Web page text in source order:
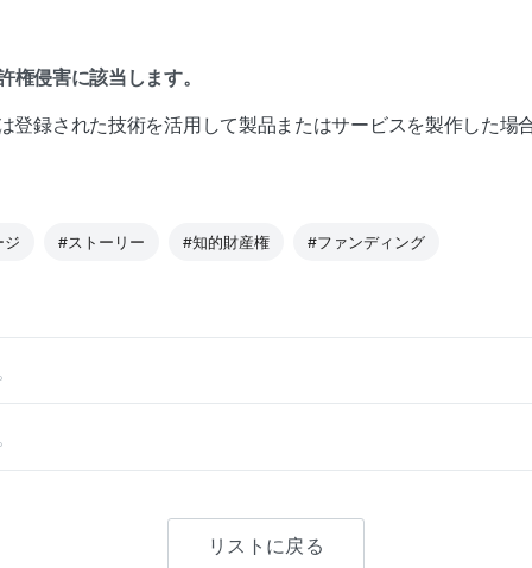
権侵害に該当します。
登録された技術を活用して製品またはサービスを製作した場
ジ #ストーリー #知的財産権 #ファンディング
リストに戻る